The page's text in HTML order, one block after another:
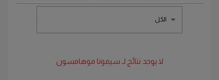
الكل
لا يوجد نتائج لـ سيمونا موهامسون